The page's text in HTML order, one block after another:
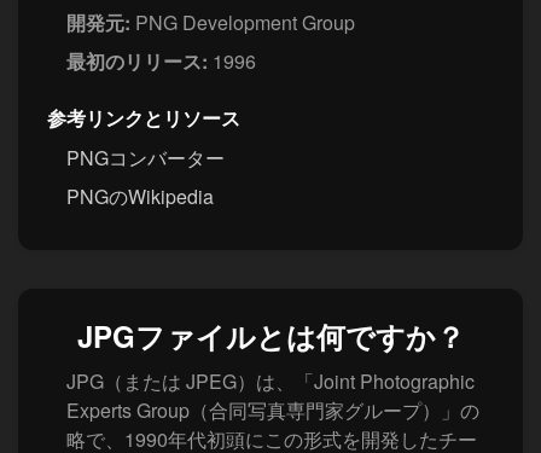
開発元: PNG Development Group
最初のリリース: 1996
参考リンクとリソース
PNGコンバーター
PNGのWikipedia
JPGファイルとは何ですか？
JPG（または JPEG）は、「Joint Photographic
Experts Group（合同写真専門家グループ）」の
略で、1990年代初頭にこの形式を開発したチー